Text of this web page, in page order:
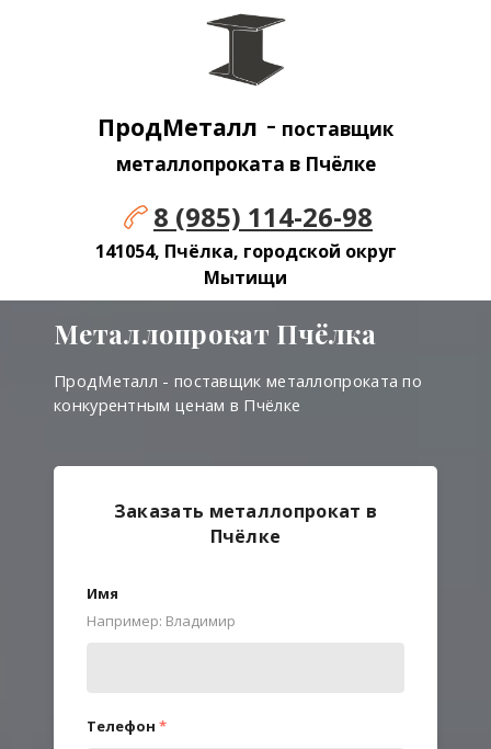
ПродМеталл - поставщик
металлопроката в Пчёлке
8 (985) 114-26-98
141054, Пчёлка, городской округ
Мытищи
Металлопрокат Пчёлка
ПродМеталл - поставщик металлопроката по
конкурентным ценам в Пчёлке
Заказать металлопрокат в
Пчёлке
Имя
Например: Владимир
Телефон *